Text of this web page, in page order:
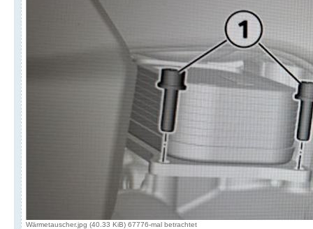
Wärmetauscher.jpg (40.33 KiB) 67776-mal betrachtet